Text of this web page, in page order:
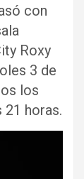
con
Roxy
3 de
los
horas.